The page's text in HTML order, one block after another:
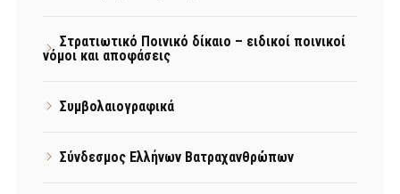
Στρατιωτικό Ποινικό δίκαιο – ειδικοί ποινικοί
νόμοι και αποφάσεις
Συμβολαιογραφικά
Σύνδεσμος Ελλήνων Βατραχανθρώπων